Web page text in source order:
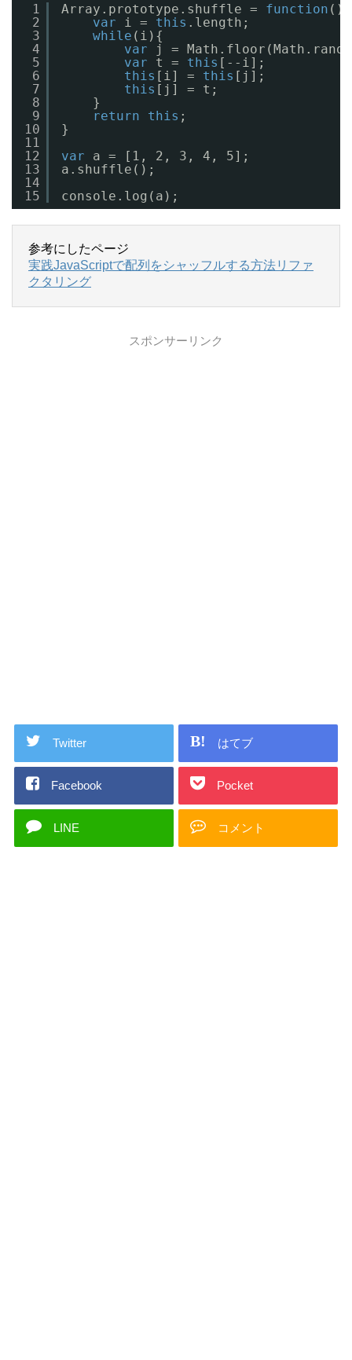
1
2
3
4
5
6
7
8
9
10
11
12
13
14
15
Array.prototype.shuffle = function ()
var
i = this .length;
while (i){
var
j =
var
t = this [--i];
this [i] = this [j];
this [j] = t;
}
return
this ;
}
var
a = [1, 2, 3, 4, 5];
a.shuffle();
console.log(a);
参考にしたページ
実践JavaScriptで配列をシャッフルする方法リファ
クタリング
スポンサーリンク
Twitter はてブ
Facebook Pocket
LINE コメント